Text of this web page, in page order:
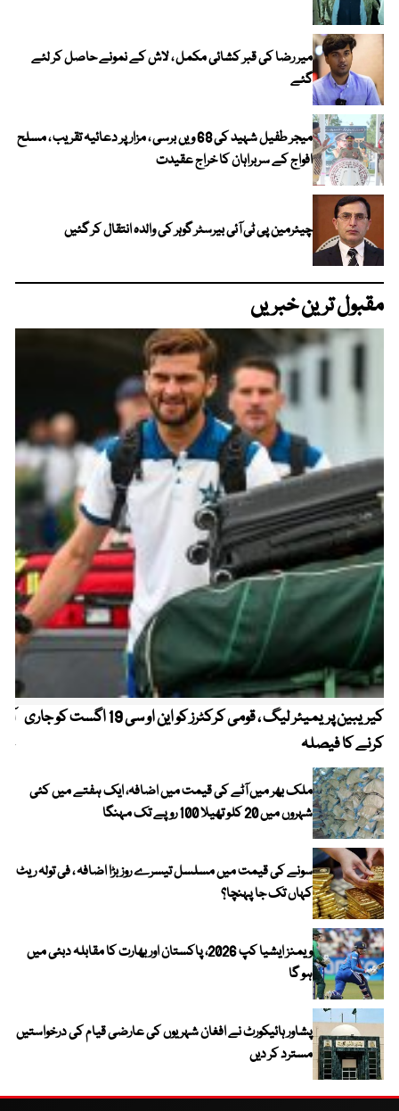
میر رضا کی قبر کشائی مکمل ، لاش کے نمونے حاصل کر لئے
گئے
میجر طفیل شہید کی 68 ویں برسی ، مزار پر دعائیہ تقریب ، مسلح
افواج کے سربراہان کا خراج عقیدت
چیئرمین پی ٹی آئی بیرسٹر گوہر کی والدہ انتقال کر گئیں
مقبول ترین خبریں
کیریبین پریمیئر لیگ ، قومی کرکٹرز کو این او سی 19 اگست کو جاری
کرنے کا فیصلہ
ملک بھر میں آٹے کی قیمت میں اضافہ، ایک ہفتے میں کئی
شہروں میں 20 کلو تھیلا 100 روپے تک مہنگا
سونے کی قیمت میں مسلسل تیسرے روز بڑا اضافہ ، فی تولہ ریٹ
کہاں تک جا پہنچا؟
ویمنز ایشیا کپ 2026، پاکستان اور بھارت کا مقابلہ دبئی میں
ہو گا
پشاور ہائیکورٹ نے افغان شہریوں کی عارضی قیام کی درخواستیں
مسترد کر دیں